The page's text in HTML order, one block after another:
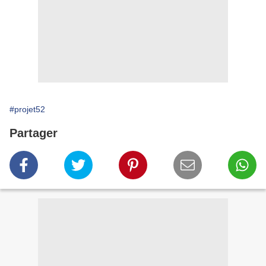
#projet52
Partager